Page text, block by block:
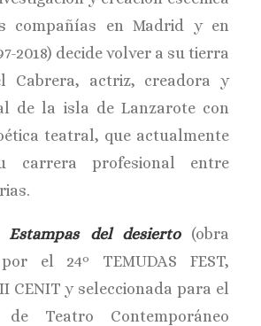
compañías en Madrid y en
2018) decide volver a su tierra
Cabrera, actriz, creadora y
de la isla de Lanzarote con
teatral, que actualmente
carrera profesional entre
Estampas del desierto
(obra
el 24º TEMUDAS FEST,
CENIT y seleccionada para el
Teatro Contemporáneo